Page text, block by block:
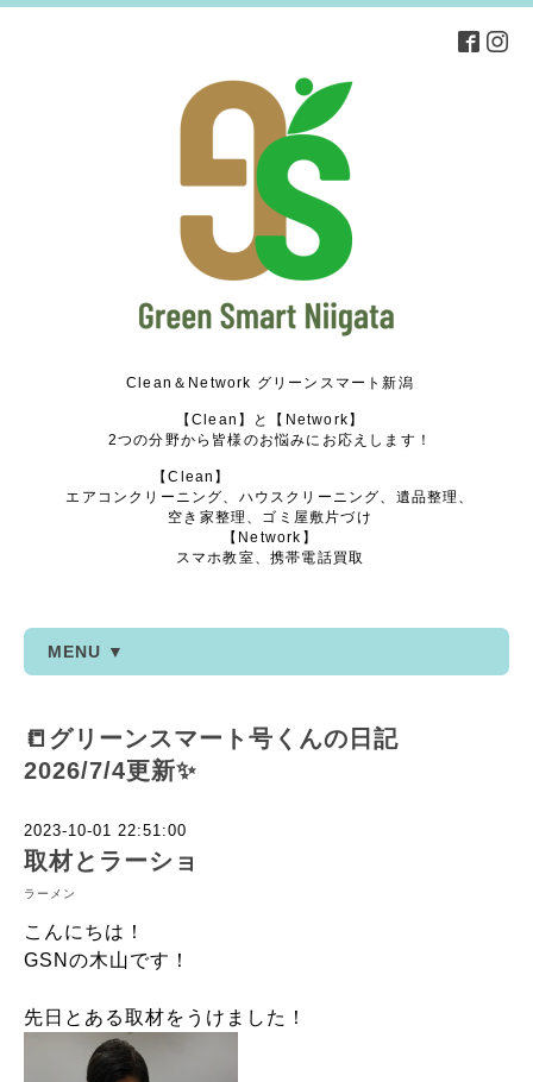
Clean＆Network グリーンスマート新潟
【Clean】と【Network】
2つの分野から皆様のお悩みにお応えします！
【Clean】
エアコンクリーニング、ハウスクリーニング、遺品整理、
空き家整理、ゴミ屋敷片づけ
【Network】
スマホ教室、携帯電話買取
MENU ▼
📒グリーンスマート号くんの日記
2026/7/4更新✨
2023-10-01 22:51:00
取材とラーショ
ラーメン
こんにちは！
GSNの木山です！
先日とある取材をうけました！